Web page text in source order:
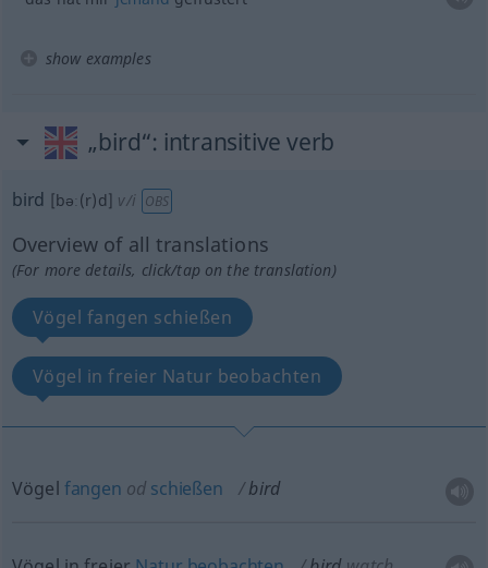
show examples
„bird“: intransitive verb
bird [bəː(r)d] v/i OBS
Overview of all translations
(For more details, click/tap on the translation)
Vögel fangen schießen
Vögel in freier Natur beobachten
Vögel fangen od schießen bird